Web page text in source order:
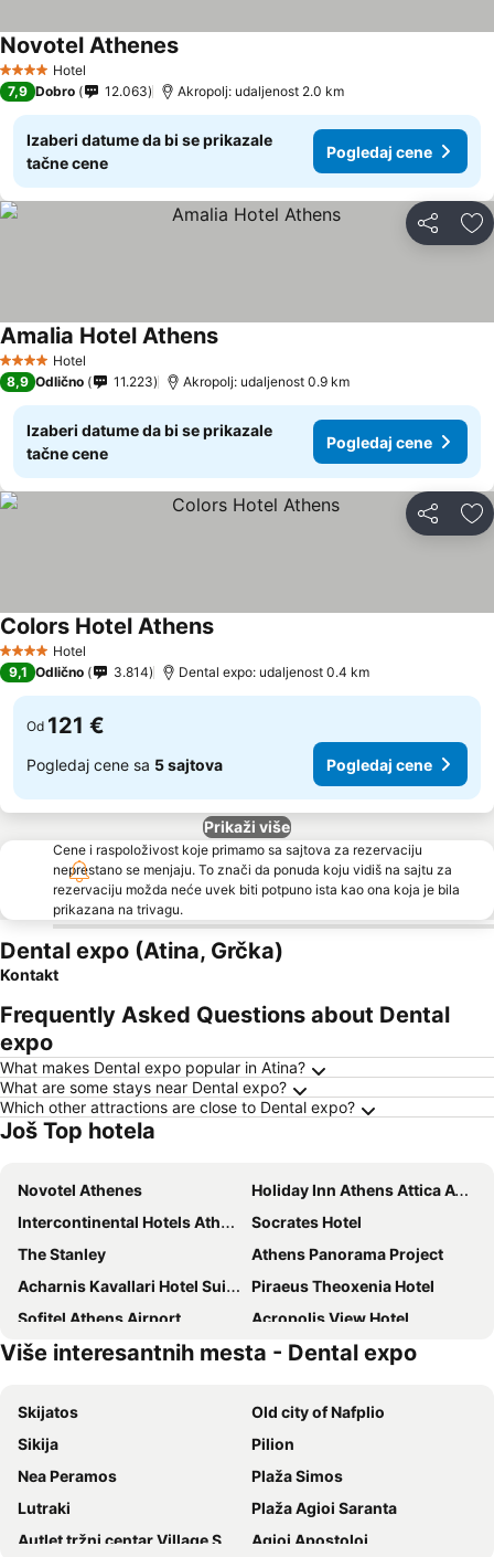
4 ZvezdiceHotel
Novotel Athenes
7,9 Dobro 12.063 Akropolj: udaljenost 2.0 km
Izaberi datume da bi se prikazale
tačne cene
Pogledaj cene
Deli
4 ZvezdiceHotel
Amalia Hotel Athens
8,9 Odlično 11.223 Akropolj: udaljenost 0.9 km
Izaberi datume da bi se prikazale
tačne cene
Pogledaj cene
Deli
4 ZvezdiceHotel
Colors Hotel Athens
9,1 Odlično 3.814 Dental expo: udaljenost 0.4 km
Od 121 €
Pogledaj cene sa 5 sajtova Pogledaj cene
Prikaži više
Cene i raspoloživost koje primamo sa sajtova za rezervaciju
neprestano se menjaju. To znači da ponuda koju vidiš na sajtu za
rezervaciju možda neće uvek biti potpuno ista kao ona koja je bila
prikazana na trivagu.
Dental expo (Atina, Grčka)
Kontakt
Frequently Asked Questions about Dental
expo
What makes Dental expo popular in Atina?
What are some stays near Dental expo?
Which other attractions are close to Dental expo?
Još Top hotela
Novotel Athenes
Holiday Inn Athens Attica Av. Airport West by IHG
Intercontinental Hotels Athenaeum Athens By Ihg
Socrates Hotel
The Stanley
Athens Panorama Project
Acharnis Kavallari Hotel Suites
Piraeus Theoxenia Hotel
Sofitel Athens Airport
Acropolis View Hotel
Crowne Plaza Athens - City Centre By Ihg
Filon
Hotel President
Gallery Suites & Residences Piraeus
Kimon Hotel Athens
Cavo D' Oro
Epidavros Hotel
ROY Hotel
Athens House
Arion Athens Hotel
Emmantina Hotel
Blue Sea Hotel Alimos
Više interesantnih mesta - Dental expo
Skijatos
Old city of Nafplio
Sikija
Pilion
Nea Peramos
Plaža Simos
Lutraki
Plaža Agioi Saranta
Autlet tržni centar Village Shopping & More
Agioi Apostoloi